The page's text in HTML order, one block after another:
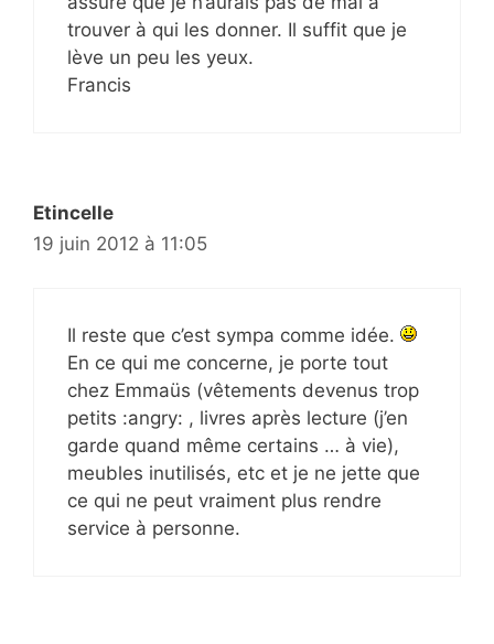
trouver à qui les donner. Il suffit que je
lève un peu les yeux.
Francis
Etincelle
19 juin 2012 à 11:05
Il reste que c’est sympa comme idée.
En ce qui me concerne, je porte tout
chez Emmaüs (vêtements devenus trop
petits :angry: , livres après lecture (j’en
garde quand même certains … à vie),
meubles inutilisés, etc et je ne jette que
ce qui ne peut vraiment plus rendre
service à personne.